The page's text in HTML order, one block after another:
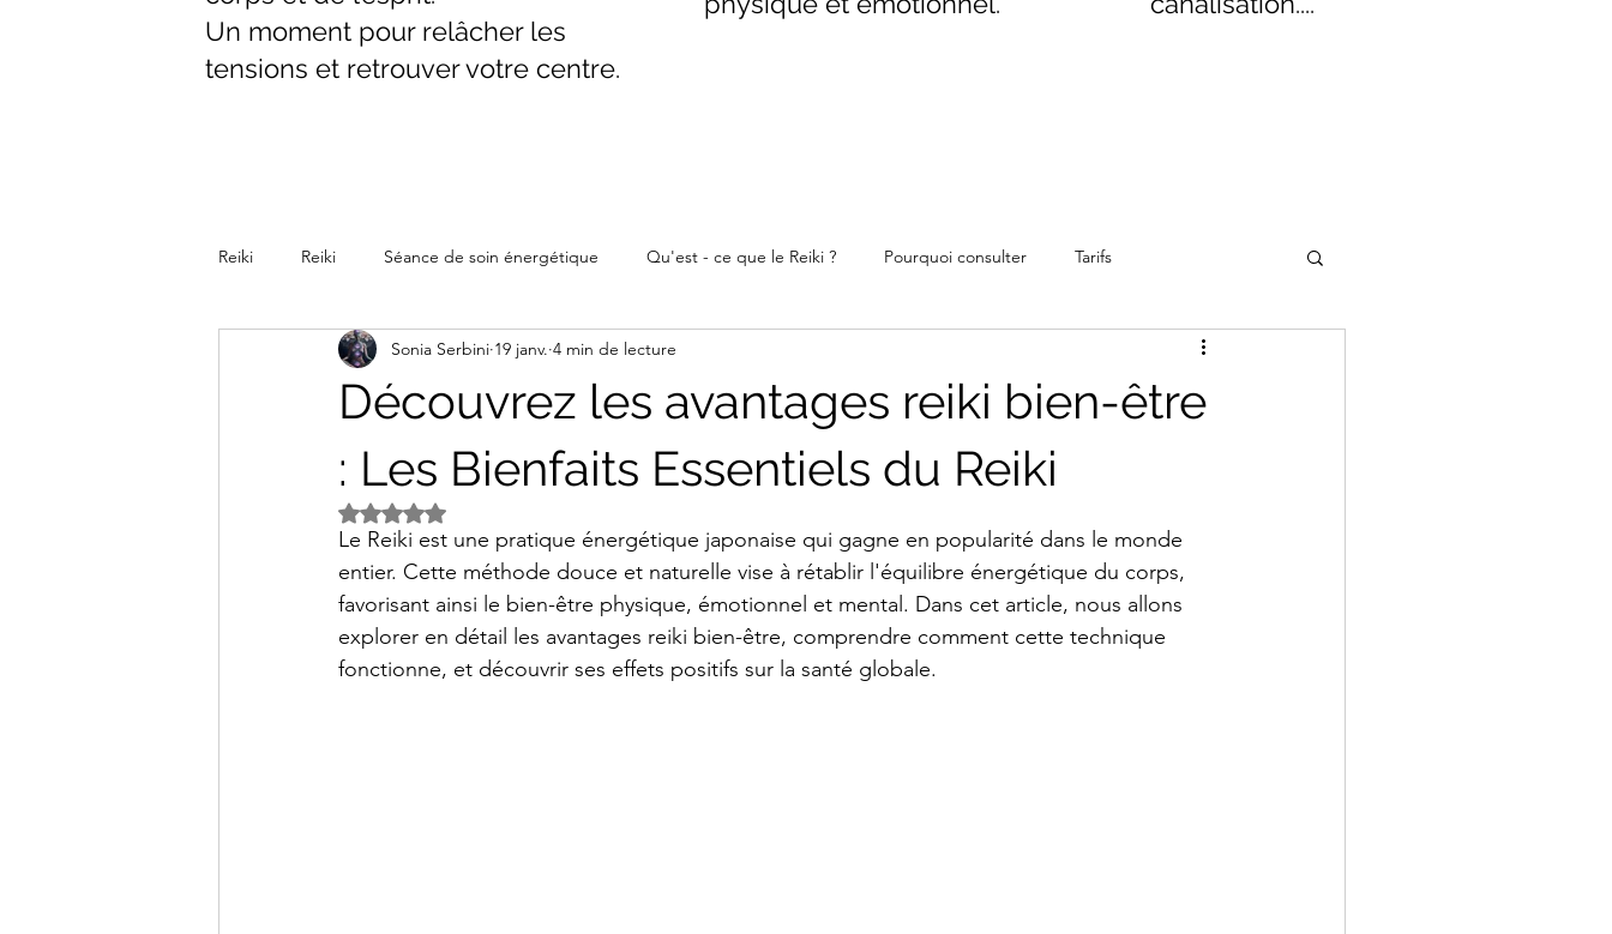
Un moment pour relâcher les
tensions et retrouver votre centre.
Reiki Reiki Séance de soin énergétique Qu'est - ce que le Reiki ? Pourquoi consulter Tarifs
La parenthèse Reiki Méditative
Découvrez les avantages reiki bien-être
: Les Bienfaits Essentiels du Reiki
Sonia Serbini 19 janv. 4 min de lecture
Noté NaN étoiles sur 5.
Le Reiki est une pratique énergétique japonaise qui gagne en popularité dans le monde
entier. Cette méthode douce et naturelle vise à rétablir l'équilibre énergétique du corps,
favorisant ainsi le bien-être physique, émotionnel et mental. Dans cet article, nous allons
explorer en détail les avantages reiki bien-être, comprendre comment cette technique
fonctionne, et découvrir ses effets positifs sur la santé globale.